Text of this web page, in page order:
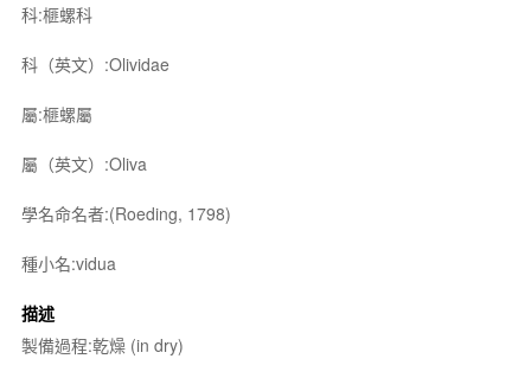
科:榧螺科
科（英文）:Olividae
屬:榧螺屬
屬（英文）:Oliva
學名命名者:(Roeding, 1798)
種小名:vidua
描述
製備過程:乾燥 (in dry)